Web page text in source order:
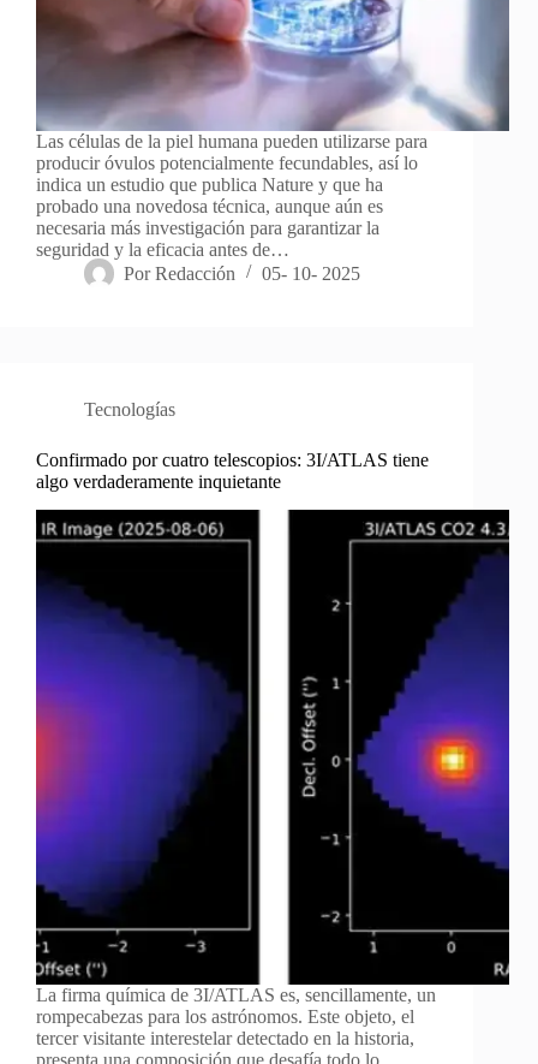
Las células de la piel humana pueden utilizarse para
producir óvulos potencialmente fecundables, así lo
indica un estudio que publica Nature y que ha
probado una novedosa técnica, aunque aún es
necesaria más investigación para garantizar la
seguridad y la eficacia antes de…
Por Redacción 05- 10- 2025
Tecnologías
Confirmado por cuatro telescopios: 3I/ATLAS tiene
algo verdaderamente inquietante
La firma química de 3I/ATLAS es, sencillamente, un
rompecabezas para los astrónomos. Este objeto, el
tercer visitante interestelar detectado en la historia,
presenta una composición que desafía todo lo